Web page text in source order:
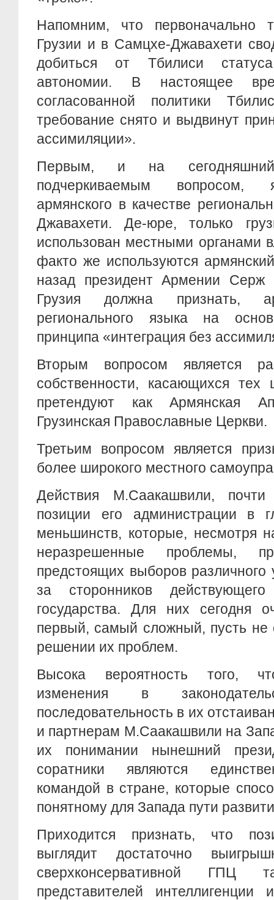
Напомним, что первоначально
Грузии и в Самцхе-Джавахети
добиться от Тбилиси статуса
автономии. В настоящее
согласованной политики
требование снято и выдвинут
ассимиляции».
Первым, и на
подчеркиваемым вопросом,
армянского в качестве
Джавахети. Де-юре, только
использован местными органами
факто же используются
назад президент Армении Серж
Грузия должна признать,
регионального языка на
принципа «интеграция без
Вторым вопросом является
собственности, касающихся тех
претендуют как Армянская
Грузинская Православные Церкви.
Третьим вопросом является
более широкого местного
Действия М.Саакашвили, почти
позиции его администрации в
меньшинств, которые, несмотря
неразрешенные проблемы,
предстоящих выборов различного
за сторонников действующего
государства. Для них сегодня
первый, самый сложный, пусть
решении их проблем.
Высока вероятность того,
изменения в
последовательность в их
и партнерам М.Саакашвили на
их понимании нынешний
соратники являются
командой в стране, которые
понятному для Запада пути
Приходится признать, что
выглядит достаточно
сверхконсервативной ГПЦ
представителей